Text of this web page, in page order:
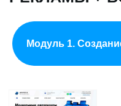
Модуль 1.